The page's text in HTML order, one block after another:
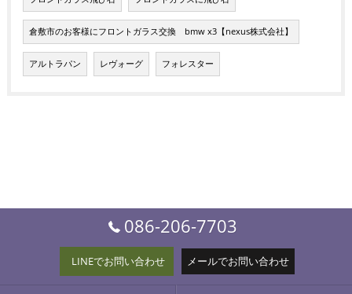
倉敷市のお客様にフロントガラス交換 bmw x3【nexus株式会社】
アルトラパン レヴォーグ フォレスター
086-206-7703
LINEでお問い合わせ メールでお問い合わせ